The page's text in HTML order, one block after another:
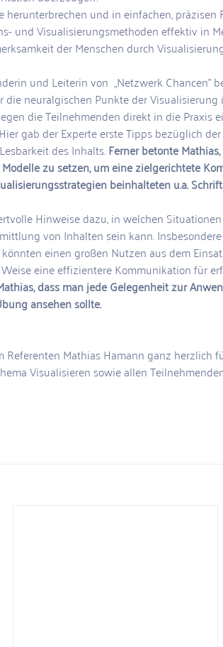
herunterbrechen und in einfachen, präzisen
und Visualisierungsmethoden effektiv in
der Menschen durch
und Leiterin von  „Netzwerk Chancen”
die neuralgischen Punkte der
die Teilnehmenden direkt in die Praxis
gab der Experte erste Tipps bezüglich
des Inhalts. Ferner betonte
zu setzen, um eine zielgerichtete
beinhalteten u.a.
Hinweise dazu, in welchen
von Inhalten sein kann.
einen großen Nutzen aus dem
eine effizientere Kommunikation für
dass man jede Gelegenheit zur
ansehen sollte.
Referenten Mathias Hamann ganz herzlich
Visualisieren sowie allen